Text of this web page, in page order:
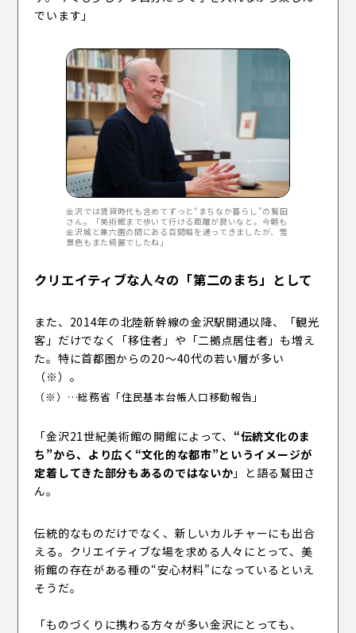
でいます」
金沢では賃貸時代も含めてずっと“まちなか暮らし”の鷲田
さん。「美術館まで歩いて行ける距離が良いなと。今朝も
金沢城と兼六園の間にある百間堀を通ってきましたが、雪
景色もまた綺麗でしたね」
クリエイティブな人々の「第二のまち」として
また、2014年の北陸新幹線の金沢駅開通以降、「観光
客」だけでなく「移住者」や「二拠点居住者」も増え
た。特に首都圏からの20〜40代の若い層が多い
（※）。
（※）…総務省「住民基本台帳人口移動報告」
「金沢21世紀美術館の開館によって、 “伝統文化のま
ち”から、より広く“文化的な都市”というイメージが
定着してきた部分もあるのではないか 」と語る鷲田さ
ん。
伝統的なものだけでなく、新しいカルチャーにも出合
える。クリエイティブな場を求める人々にとって、美
術館の存在がある種の“安心材料”になっているといえ
そうだ。
「ものづくりに携わる方々が多い金沢にとっても、